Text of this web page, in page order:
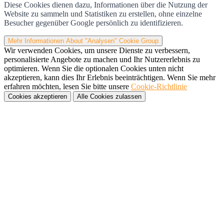
Diese Cookies dienen dazu, Informationen über die Nutzung der
Website zu sammeln und Statistiken zu erstellen, ohne einzelne
Besucher gegenüber Google persönlich zu identifizieren.
Mehr Informationen About "Analysen" Cookie Group
Wir verwenden Cookies, um unsere Dienste zu verbessern,
personalisierte Angebote zu machen und Ihr Nutzererlebnis zu
optimieren. Wenn Sie die optionalen Cookies unten nicht
akzeptieren, kann dies Ihr Erlebnis beeinträchtigen. Wenn Sie mehr
erfahren möchten, lesen Sie bitte unsere Cookie-Richtlinie
Cookies akzeptieren Alle Cookies zulassen